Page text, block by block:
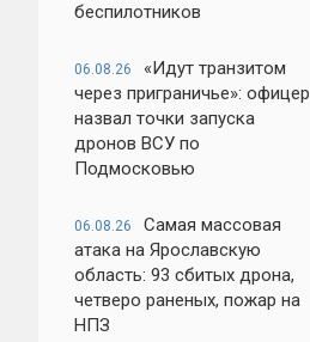
беспилотников
06.08.26
«Идут транзитом
через приграничье»: офицер
назвал точки запуска
дронов ВСУ по
Подмосковью
06.08.26
Самая массовая
атака на Ярославскую
область: 93 сбитых дрона,
четверо раненых, пожар на
НПЗ